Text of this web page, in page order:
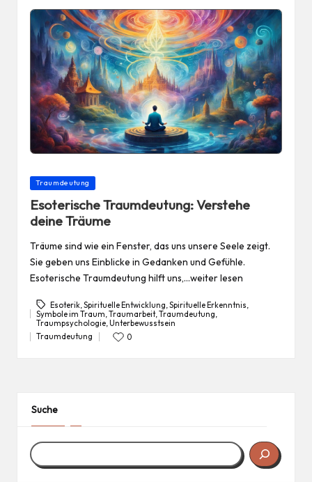
Posted
Traumdeutung
Esoterische Traumdeutung: Verstehe
deine Träume
Träume sind wie ein Fenster, das uns unsere Seele zeigt.
Sie geben uns Einblicke in Gedanken und Gefühle.
Esoterische Traumdeutung hilft uns,…weiter lesen
Tags:
Esoterik, Spirituelle Entwicklung Spirituelle Erkenntnis
Symbole im Traum Traumarbeit, Traumdeutung
Traumpsychologie, Unterbewusstsein
Posted
Traumdeutung 0
Suche